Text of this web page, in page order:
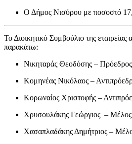
Ο Δήμος Νισύρου με ποσοστό
Το Διοικητικό Συμβούλιο της εταιρείας
παρακάτω:
Νικηταράς Θεοδόσης – Πρόεδρος
Κομηνέας Νικόλαος –
Κορωναίος Χριστοφής –
Χρυσουλάκης Γεώργιος – Μέλος
Χασαπλαδάκης Δημήτριος –